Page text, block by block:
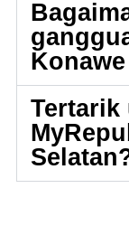
Tertarik